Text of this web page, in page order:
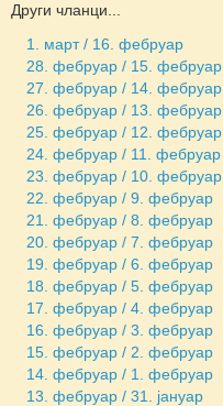
Други чланци...
1. март / 16. фебруар
28. фебруар / 15. фебруар
27. фебруар / 14. фебруар
26. фебруар / 13. фебруар
25. фебруар / 12. фебруар
24. фебруар / 11. фебруар
23. фебруар / 10. фебруар
22. фебруар / 9. фебруар
21. фебруар / 8. фебруар
20. фебруар / 7. фебруар
19. фебруар / 6. фебруар
18. фебруар / 5. фебруар
17. фебруар / 4. фебруар
16. фебруар / 3. фебруар
15. фебруар / 2. фебруар
14. фебруар / 1. фебруар
13. фебруар / 31. јануар